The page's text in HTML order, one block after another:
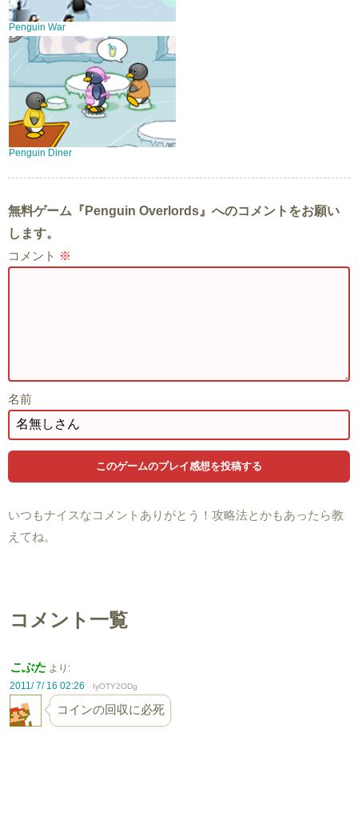
Penguin War
Penguin Diner
無料ゲーム『Penguin Overlords』へのコメントをお願い
します。
コメント ※
名前
いつもナイスなコメントありがとう！攻略法とかもあったら教
えてね。
コメント一覧
こぶた より:
2011/ 7/ 16 02:26
IyOTY2ODg
コインの回収に必死